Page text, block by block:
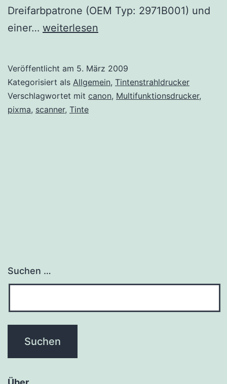
Dreifarbpatrone (OEM Typ: 2971B001) und
einer… Neue
weiterlesen
Veröffentlicht am 5. März 2009
Kategorisiert als Allgemein, Tintenstrahldrucker
Verschlagwortet mit canon, Multifunktionsdrucker,
pixma, scanner, Tinte
Suchen …